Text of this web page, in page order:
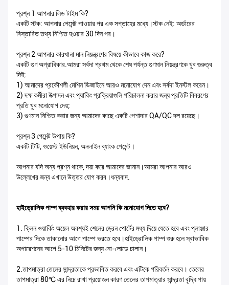
প্রশ্ন 1 আপনার লিড টাইম কি?
একটি স্টক: আপনার পেমেন্ট পাওয়ার পর এক সপ্তাহের মধ্যে।স্টক নেই: অর্ডারের
বিস্তারিত তথ্য নিশ্চিত হওয়ার 30 দিন পর।
প্রশ্ন 2 আপনার কারখানা মান নিয়ন্ত্রণের বিষয়ে কীভাবে কাজ করে?
একটি গুণ অগ্রাধিকার.আমরা সর্বদা প্রথম থেকে শেষ পর্যন্ত গুণমান নিয়ন্ত্রণকে খুব গুরুত্ব
দিই:
1) আমাদের প্রকৌশলী মেশিন ডিজাইনে আরও মনোযোগ দেন এবং সর্বদা ইনস্টল করেন।
2) দক্ষ কর্মীরা উত্পাদন এবং প্যাকিং প্রক্রিয়াগুলি পরিচালনা করার জন্য প্রতিটি বিবরণের
প্রতি খুব মনোযোগ দেয়;
3) গুণমান নিশ্চিত করার জন্য আমাদের কাছে একটি পেশাদার QA/QC দল রয়েছে।
প্রশ্ন 3 পেমেন্ট উপায় কি?
একটি টিটি, ওয়েস্ট ইউনিয়ন, অনলাইন ব্যাংক পেমেন্ট।
আপনার যদি অন্য প্রশ্ন থাকে, দয়া করে আমাদের জানান।আমরা আপনার আরও
উল্লেখের জন্য এখানে উত্তর যোগ করব।ধন্যবাদ.
হাইড্রোলিক পাম্প ব্যবহার করার সময় আপনি কি মনোযোগ দিতে হবে?
1. ক্লিন ওয়ার্কিং অয়েল অবশ্যই শেলের ড্রেন পোর্টের মধ্য দিয়ে যেতে হবে এবং প্লাঞ্জার
পাম্পের দিকে তাকানোর আগে পাম্পে ভরতে হবে।হাইড্রোলিক পাম্প শুরু হলে স্বাভাবিক
অপারেশনের আগে 5-10 মিনিটের জন্য নো-লোডে চালান।
2.তাপমাত্রা তেলের সান্দ্রতাকে প্রভাবিত করবে এবং এটিকে পরিবর্তন করবে। তেলের
তাপমাত্রা 80℃ এর নিচে রাখা প্রয়োজন কারণ তেলের তাপমাত্রার সান্দ্রতা বৃদ্ধি পায়